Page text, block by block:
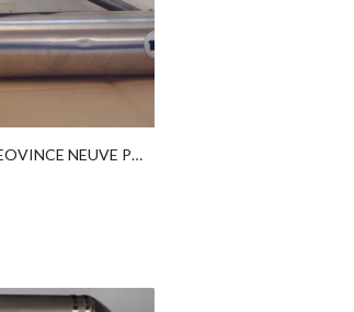
LIGNE ECHAPPEMENT LEOVINCE NEUVE POUR 50 CC BETA SM